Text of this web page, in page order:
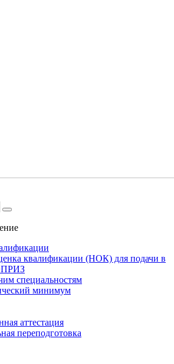
квалификации (НОК) для подачи в
специальностям
минимум
аттестация
переподготовка